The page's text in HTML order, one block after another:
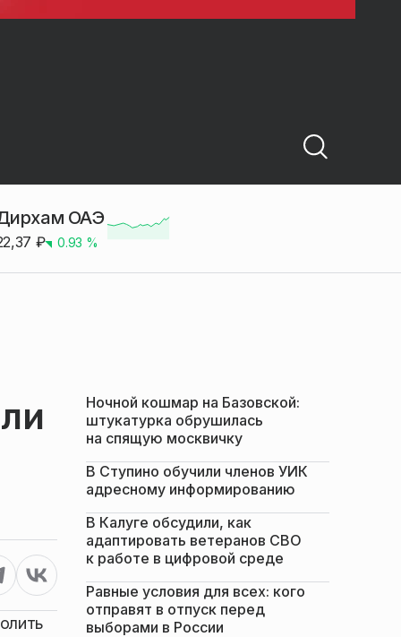
ОАЭ
₽ 0.93 %
Ночной кошмар на Базовской:
штукатурка обрушилась
на спящую москвичку
В Ступино обучили членов УИК
адресному информированию
В Калуге обсудили, как
адаптировать ветеранов СВО
к работе в цифровой среде
Равные условия для всех: кого
отправят в отпуск перед
выборами в России